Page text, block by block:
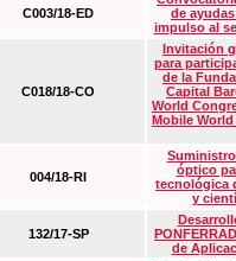
C003/18-ED
de
impulso al
C018/18-CO
Invitación
para
de la
Capital
World
Mobile
004/18-RI
óptico
tecnológica
y
132/17-SP
de